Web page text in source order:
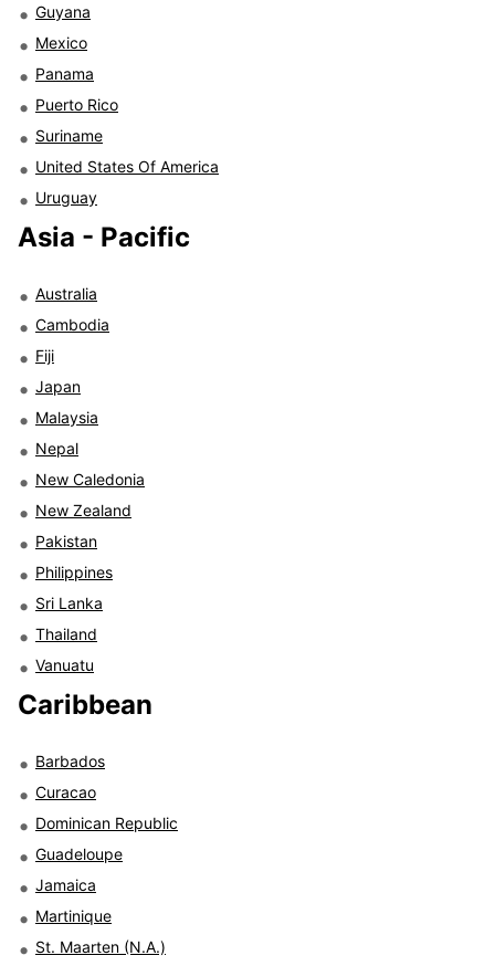
Guyana
Mexico
Panama
Puerto Rico
Suriname
United States Of America
Uruguay
Asia - Pacific
Australia
Cambodia
Fiji
Japan
Malaysia
Nepal
New Caledonia
New Zealand
Pakistan
Philippines
Sri Lanka
Thailand
Vanuatu
Caribbean
Barbados
Curacao
Dominican Republic
Guadeloupe
Jamaica
Martinique
St. Maarten (N.A.)